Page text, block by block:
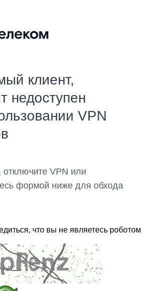
клиент,
недоступен
VPN
VPN или
формой ниже для обхода
что вы не являетесь роботом